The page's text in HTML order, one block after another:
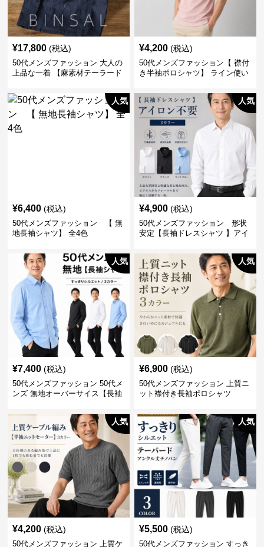
¥17,800 (税込)
50代メンズファッション 大人の
上品な一着 【麻素材テーラード
¥4,200 (税込)
50代メンズファッション【 襟付
き半袖ポロシャツ】 ライン使い
人気
¥6,400 (税込)
50代メンズファッション 【 無
地長袖シャツ】 全4色
人気
¥4,900 (税込)
50代メンズファッション 形状
安定【長袖ドレスシャツ 】アイ
人気
¥7,400 (税込)
50代メンズファッション 50代メ
ンズ 無地オーバーサイス【長袖
人気
¥6,900 (税込)
50代メンズファッション 上質ニ
ット襟付き長袖ポロシャツ
人気
¥4,200 (税込)
50代メンズファッション 上質ケ
人気
¥5,500 (税込)
50代メンズファッション すっき